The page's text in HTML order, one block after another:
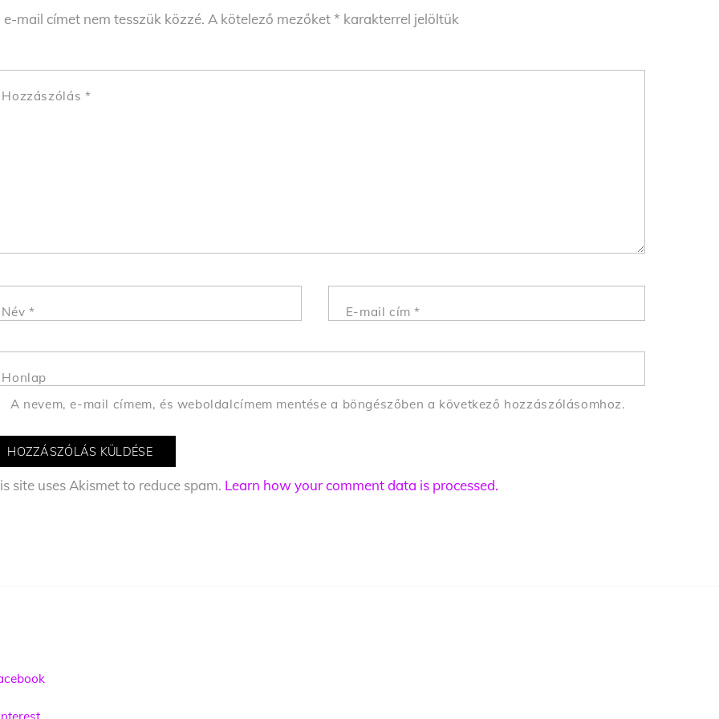
e-mail címet nem tesszük közzé. A kötelező mezőket* karakterrel jelöltük
Hozzászólás *
Név * E-mail cím*
Honlap
A nevem, e-mail címem, és weboldalcímem mentése a böngészőben a következő hozzászólásomhoz.
site uses Akismet to reduce spam. Learn how your comment data is processed.